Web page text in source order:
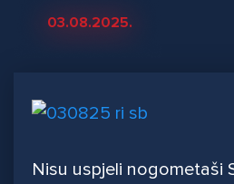
03.08.2025.
Nisu uspjeli nogometaši